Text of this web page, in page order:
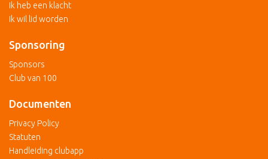
Ik heb een klacht
Ik wil lid worden
Sponsoring
Sponsors
Club van 100
Documenten
Privacy Policy
Statuten
Handleiding clubapp